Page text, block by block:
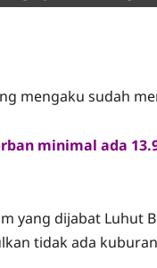
mengaku sudah
minimal ada
yang dijabat
tidak ada